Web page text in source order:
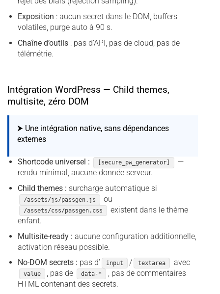
Exposition : aucun secret dans le DOM, buffers
volatiles, purge auto à 90 s.
Chaîne d’outils: pas d’API, pas de cloud, pas de
télémétrie.
Intégration WordPress — Child themes,
multisite, zéro DOM
⮞ Une intégration native, sans dépendances
externes
Shortcode universel : [secure_pw_generator]
—
rendu minimal, aucune donnée serveur.
Child themes : surcharge automatique si
/assets/js/passgen.js ou
/assets/css/passgen.css
existent dans le thème
enfant.
Multisite-ready : aucune configuration additionnelle,
activation réseau possible.
No-DOM secrets : pas d’ input / textarea avec
value , pas de data-*
, pas de commentaires
HTML contenant des secrets.